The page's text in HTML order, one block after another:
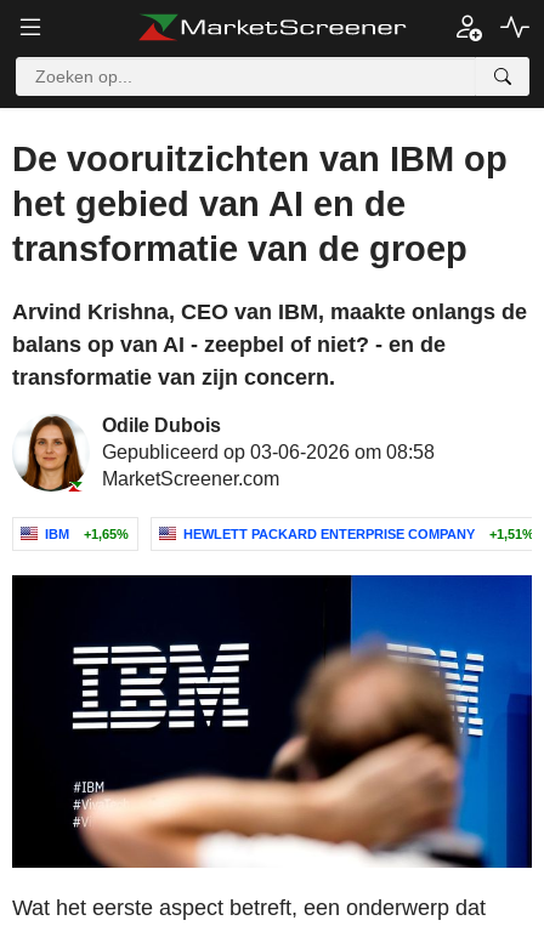
De vooruitzichten van IBM op
het gebied van AI en de
transformatie van de groep
Arvind Krishna, CEO van IBM, maakte onlangs de
balans op van AI - zeepbel of niet? - en de
transformatie van zijn concern.
Odile Dubois
Gepubliceerd op 03-06-2026 om 08:58
MarketScreener.com
IBM +1,65% HEWLETT PACKARD ENTERPRISE COMPANY +1,51%
Wat het eerste aspect betreft, een onderwerp dat